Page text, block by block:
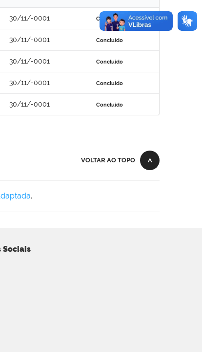
30/11/-0001 Concluído
30/11/-0001 Concluído
30/11/-0001 Concluído
30/11/-0001 Concluído
30/11/-0001 Concluído
VOLTAR AO TOPO
.
Sociais